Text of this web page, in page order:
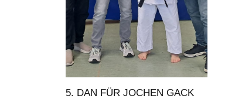
5. DAN FÜR JOCHEN GACK